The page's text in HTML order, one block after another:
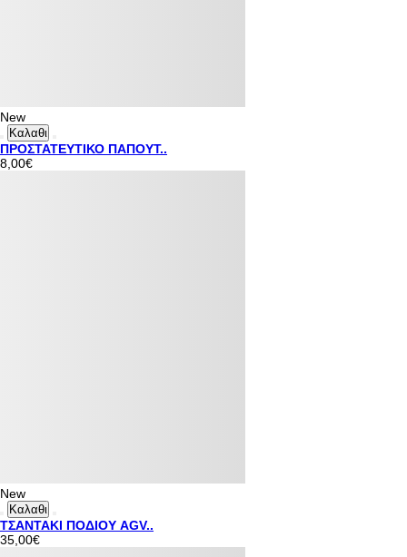
New
Καλαθι
ΠΡΟΣΤΑΤΕΥΤΙΚΟ ΠΑΠΟΥΤ..
8,00€
New
Καλαθι
ΤΣΑΝΤΑΚΙ ΠΟΔΙΟΥ AGV..
35,00€